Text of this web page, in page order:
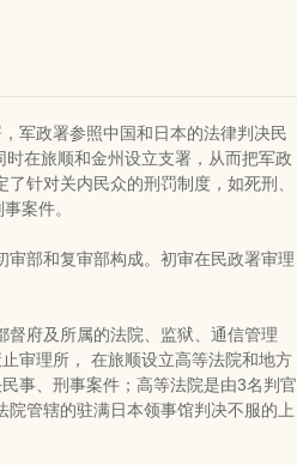
军政署参照中国和日本的法律判决民
在旅顺和金州设立支署，从而把军政
针对关内民众的刑罚制度，如死刑、
案件。
部和复审部构成。初审在民政署审理
府及所属的法院、监狱、通信管理
审理所， 在旅顺设立高等法院和地方
事、刑事案件；高等法院是由3名判官
管辖的驻满日本领事馆判决不服的上